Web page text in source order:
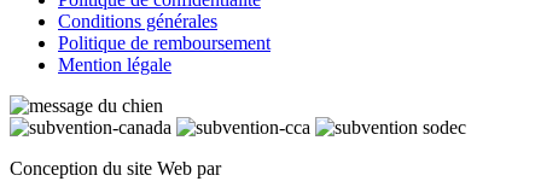
Conditions générales
Politique de remboursement
Mention légale
Conception du site Web par